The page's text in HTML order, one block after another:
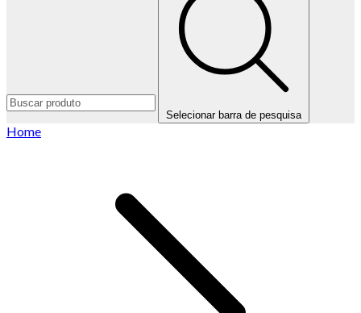
Selecionar barra de pesquisa
Home